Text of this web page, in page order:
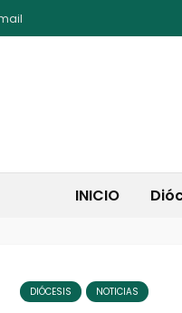
INICIO
DIÓCESIS NOTICIAS